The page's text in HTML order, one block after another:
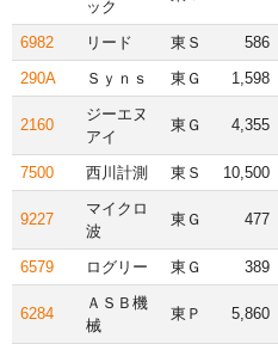
ック
6982 リード 東Ｓ 586
290A
Ｓｙｎｓ 東Ｇ 1,598
2160
ジーエヌ
アイ
東Ｇ 4,355
7500 西川計測 東Ｓ 10,500
9227
マイクロ
波
東Ｇ 477
6579 ログリー 東Ｇ 389
6284
ＡＳＢ機
械
東Ｐ 5,860